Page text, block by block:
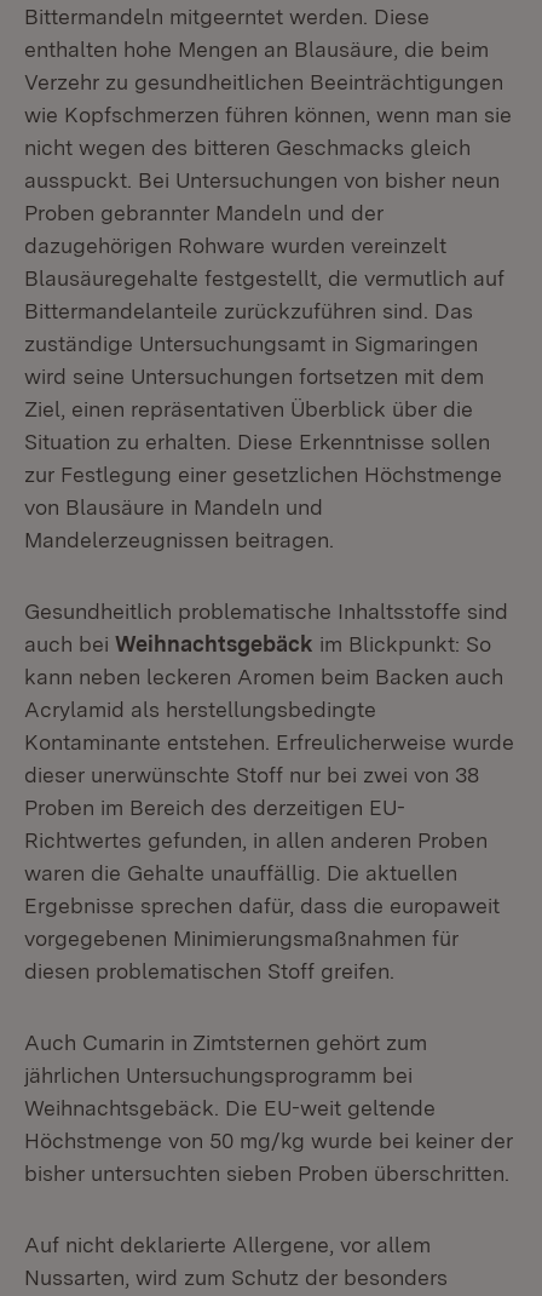
Bittermandeln mitgeerntet werden. Diese
enthalten hohe Mengen an Blausäure, die beim
Verzehr zu gesundheitlichen Beeinträchtigungen
wie Kopfschmerzen führen können, wenn man sie
nicht wegen des bitteren Geschmacks gleich
ausspuckt. Bei Untersuchungen von bisher neun
Proben gebrannter Mandeln und der
dazugehörigen Rohware wurden vereinzelt
Blausäuregehalte festgestellt, die vermutlich auf
Bittermandelanteile zurückzuführen sind. Das
zuständige Untersuchungsamt in Sigmaringen
wird seine Untersuchungen fortsetzen mit dem
Ziel, einen repräsentativen Überblick über die
Situation zu erhalten. Diese Erkenntnisse sollen
zur Festlegung einer gesetzlichen Höchstmenge
von Blausäure in Mandeln und
Mandelerzeugnissen beitragen.
Gesundheitlich problematische Inhaltsstoffe sind
auch bei Weihnachtsgebäck im Blickpunkt: So
kann neben leckeren Aromen beim Backen auch
Acrylamid als herstellungsbedingte
Kontaminante entstehen. Erfreulicherweise wurde
dieser unerwünschte Stoff nur bei zwei von 38
Proben im Bereich des derzeitigen EU-
Richtwertes gefunden, in allen anderen Proben
waren die Gehalte unauffällig. Die aktuellen
Ergebnisse sprechen dafür, dass die europaweit
vorgegebenen Minimierungsmaßnahmen für
diesen problematischen Stoff greifen.
Auch Cumarin in Zimtsternen gehört zum
jährlichen Untersuchungsprogramm bei
Weihnachtsgebäck. Die EU-weit geltende
Höchstmenge von 50 mg/kg wurde bei keiner der
bisher untersuchten sieben Proben überschritten.
Auf nicht deklarierte Allergene, vor allem
Nussarten, wird zum Schutz der besonders